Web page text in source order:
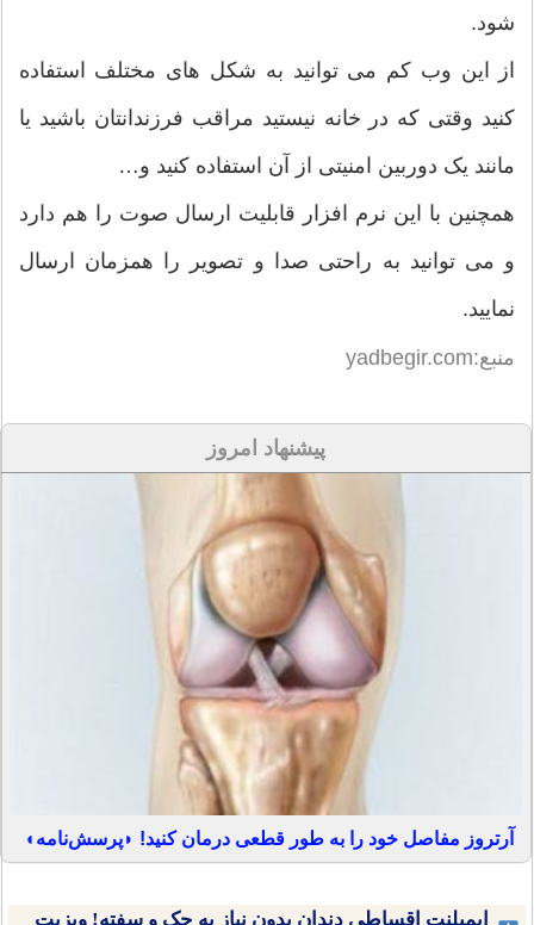
شود.
از این وب کم می توانید به شکل های مختلف استفاده
کنید وقتی که در خانه نیستید مراقب فرزندانتان باشید یا
مانند یک دوربین امنیتی از آن استفاده کنید و…
همچنین با این نرم افزار قابلیت ارسال صوت را هم دارد
و می توانید به راحتی صدا و تصویر را همزمان ارسال
نمایید.
منبع:yadbegir.com
پیشنهاد امروز
آرتروز مفاصل خود را به طور قطعی درمان کنید! ◗پرسش‌نامه◖
ایمپلنت اقساطی دندان بدون نیاز به چک و سفته! ویزیت